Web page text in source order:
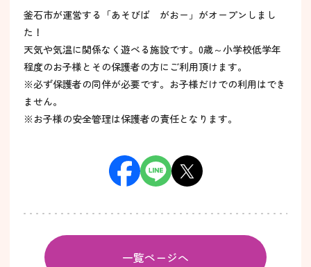
釜石市が運営する「あそびば がおー」がオープンしまし
た！
天気や気温に関係なく遊べる施設です。0歳～小学校低学年
程度のお子様とその保護者の方にご利用頂けます。
※必ず保護者の同伴が必要です。お子様だけでの利用はでき
ません。
※お子様の安全管理は保護者の責任となります。
一覧ページへ